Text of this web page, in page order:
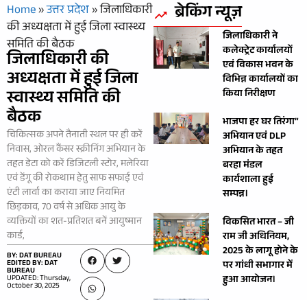
Home»उत्तर प्रदेश»जिलाधिकारी
की अध्यक्षता में हुई जिला स्वास्थ्य
समिति की बैठक
जिलाधिकारी की
अध्यक्षता में हुई जिला
स्वास्थ्य समिति की
बैठक
चिकित्सक अपने तैनाती स्थल पर ही करें
निवास, ओरल कैंसर स्क्रीनिंग अभियान के
तहत डेटा को करें डिजिटली स्टोर, मलेरिया
एवं डेंगू की रोकथाम हेतु साफ सफाई एवं
एंटी लार्वा का कराया जाए नियमित
छिड़काव, 70 वर्ष से अधिक आयु के
व्यक्तियों का शत-प्रतिशत बनें आयुष्मान
कार्ड,
BY: DAT BUREAU
EDITED BY: DAT
BUREAU
UPDATED: Thursday,
October 30, 2025
ब्रेकिंग न्यूज़
जिलाधिकारी ने
कलेक्ट्रेट कार्यालयों
एवं विकास भवन के
विभिन्न कार्यालयों का
किया निरीक्षण
भाजपा हर घर तिरंगा”
अभियान एवं DLP
अभियान के तहत
बरहा मंडल
कार्यशाला हुई
सम्पन्न।
विकसित भारत – जी
राम जी अधिनियम,
2025 के लागू होने के
पर गांधी सभागार में
हुआ आयोजन।